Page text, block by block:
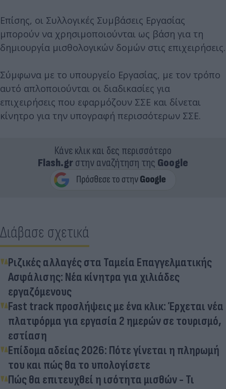
Επίσης, οι Συλλογικές Συμβάσεις Εργασίας
μπορούν να χρησιμοποιούνται ως βάση για τη
δημιουργία μισθολογικών δομών στις επιχειρήσεις.
Σύμφωνα με το υπουργείο Εργασίας, με τον τρόπο
αυτό απλοποιούνται οι διαδικασίες για
επιχειρήσεις που εφαρμόζουν ΣΣΕ και δίνεται
κίνητρο για την υπογραφή περισσότερων ΣΣΕ.
Κάνε κλικ και δες περισσότερο
Flash.grστην αναζήτηση της Google
Διάβασε σχετικά
Ριζικές αλλαγές στα Ταμεία Επαγγελματικής
Ασφάλισης: Νέα κίνητρα για χιλιάδες
εργαζόμενους
Fast track προσλήψεις με ένα κλικ: Έρχεται νέα
πλατφόρμα για εργασία 2 ημερών σε τουρισμό,
εστίαση
Επίδομα αδείας 2026: Πότε γίνεται η πληρωμή
του και πώς θα το υπολογίσετε
Πώς θα επιτευχθεί η ισότητα μισθών - Τι